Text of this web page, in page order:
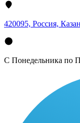
420095, Россия,
С Понедельника по